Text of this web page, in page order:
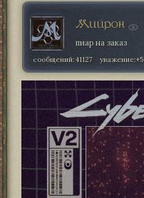
Мийрон
пиар на заказ
сообщений:41127 уважение:+5